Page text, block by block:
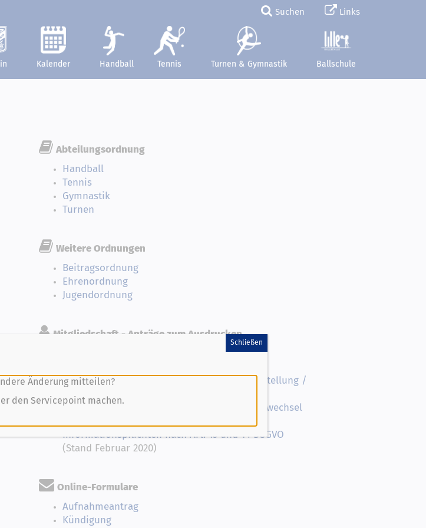
Suchen Links
Kalender Handball Tennis Turnen & Gymnastik Ballschule
Abteilungsordnung
Handball
Tennis
Gymnastik
Turnen
Weitere Ordnungen
Beitragsordnung
Ehrenordnung
Jugendordnung
Mitgliedschaft - Anträge zum Ausdrucken
Spielberechtigungsantrag Handball - Erstaustellung /
Wiederaufleben
Spielberechtigungsantrag Handball - Vereinswechsel
Informationspflichten nach Art. 13 und 14 DSGVO
(Stand Februar 2020)
Online-Formulare
Aufnahmeantrag
Kündigung
Änderung mitteilen?
den Servicepoint machen.
Schließen